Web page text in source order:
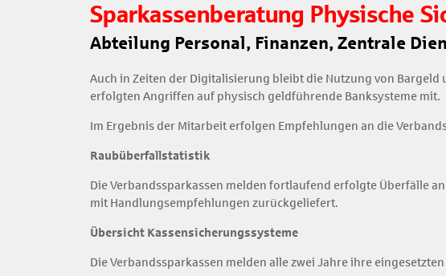
Sparkassenberatung Physische
Abteilung Personal, Finanzen, Zentrale
Auch in Zeiten der Digitalisierung bleibt die Nutzung von
erfolgten Angriffen auf physisch geldführende Banksysteme mit.
Im Ergebnis der Mitarbeit erfolgen Empfehlungen an die
Raubüberfallstatistik
Die Verbandssparkassen melden fortlaufend erfolgte Überfälle
mit Handlungsempfehlungen zurückgeliefert.
Übersicht Kassensicherungssysteme
Die Verbandssparkassen melden alle zwei Jahre ihre